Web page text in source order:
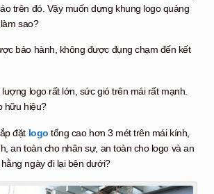
trên đó. Vậy muốn dựng khung logo quảng
sao?
bảo hành, không được đụng chạm đến kết
logo rất lớn, sức gió trên mái rất mạnh.
hữu hiệu?
đặt logo tổng cao hơn 3 mét trên mái kính,
an toàn cho nhân sự, an toàn cho logo và an
ngày đi lại bên dưới?